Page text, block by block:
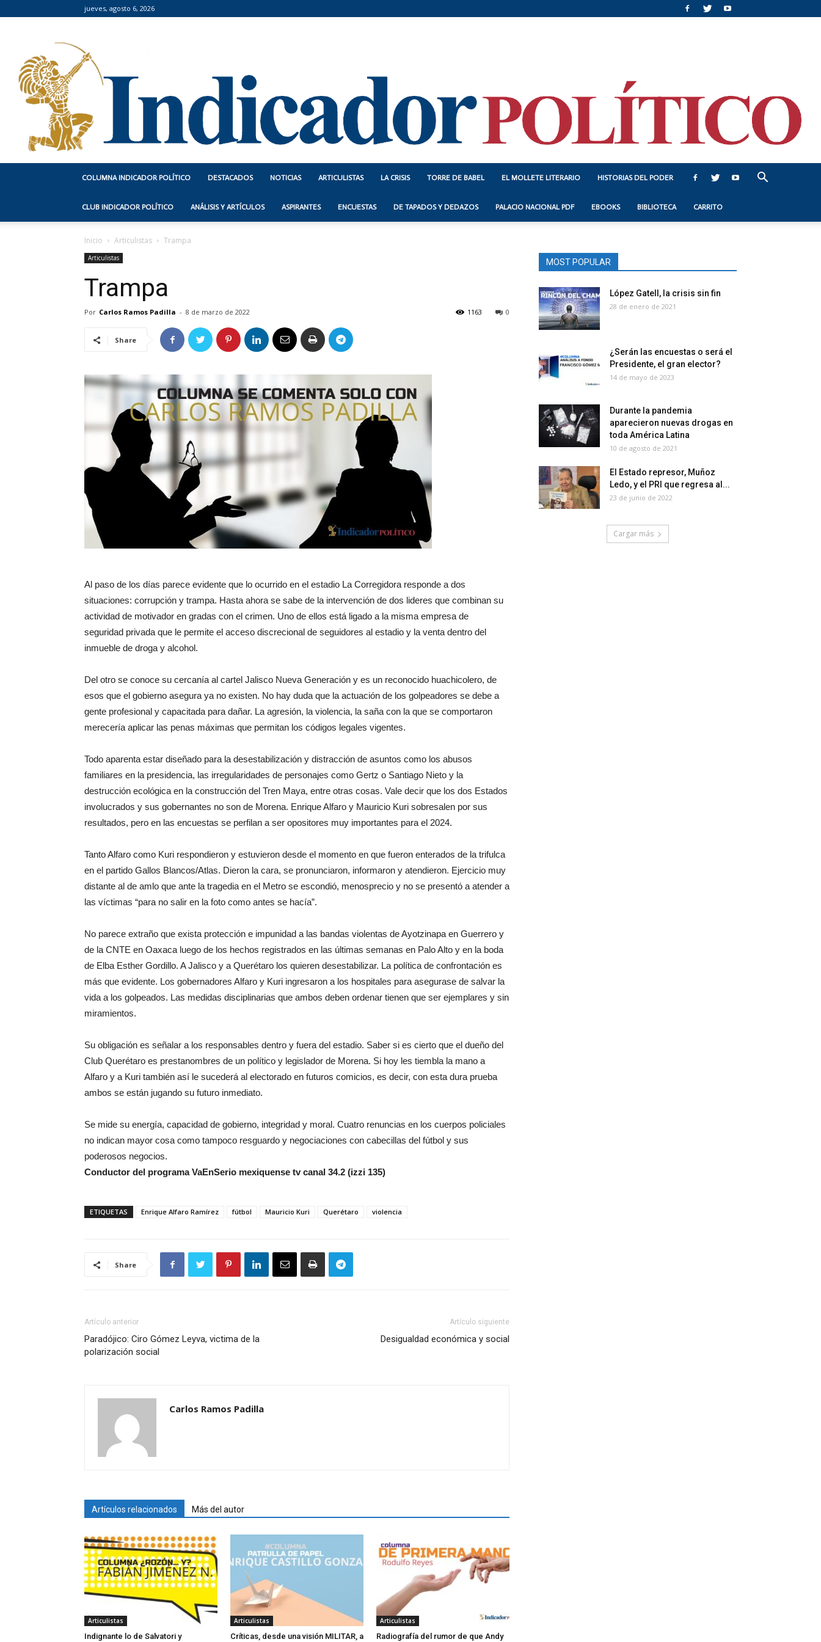
jueves, agosto 6, 2026
Indicador
COLUMNA INDICADOR POLÍTICO DESTACADOS NOTICIAS ARTICULISTAS LA CRISIS TORRE DE BABEL EL MOLLETE LITERARIO HISTORIAS DEL PODER
CLUB INDICADOR POLÍTICO ANÁLISIS Y ARTÍCULOS ASPIRANTES ENCUESTAS DE TAPADOS Y DEDAZOS PALACIO NACIONAL PDF EBOOKS BIBLIOTECA CARRITO
Inicio Articulistas Trampa
Articulistas
Trampa
Por Carlos Ramos Padilla - 8 de marzo de 2022 0
1163
Share
Al paso de los días parece evidente que lo ocurrido en el estadio La Corregidora responde a dos
situaciones: corrupción y trampa. Hasta ahora se sabe de la intervención de dos lideres que combinan su
actividad de motivador en gradas con el crimen. Uno de ellos está ligado a la misma empresa de
seguridad privada que le permite el acceso discrecional de seguidores al estadio y la venta dentro del
inmueble de droga y alcohol.
Del otro se conoce su cercanía al cartel Jalisco Nueva Generación y es un reconocido huachicolero, de
esos que el gobierno asegura ya no existen. No hay duda que la actuación de los golpeadores se debe a
gente profesional y capacitada para dañar. La agresión, la violencia, la saña con la que se comportaron
merecería aplicar las penas máximas que permitan los códigos legales vigentes.
Todo aparenta estar diseñado para la desestabilización y distracción de asuntos como los abusos
familiares en la presidencia, las irregularidades de personajes como Gertz o Santiago Nieto y la
destrucción ecológica en la construcción del Tren Maya, entre otras cosas. Vale decir que los dos Estados
involucrados y sus gobernantes no son de Morena. Enrique Alfaro y Mauricio Kuri sobresalen por sus
resultados, pero en las encuestas se perfilan a ser opositores muy importantes para el 2024.
Tanto Alfaro como Kuri respondieron y estuvieron desde el momento en que fueron enterados de la trifulca
en el partido Gallos Blancos/Atlas. Dieron la cara, se pronunciaron, informaron y atendieron. Ejercicio muy
distante al de amlo que ante la tragedia en el Metro se escondió, menosprecio y no se presentó a atender a
las víctimas “para no salir en la foto como antes se hacía”.
No parece extraño que exista protección e impunidad a las bandas violentas de Ayotzinapa en Guerrero y
de la CNTE en Oaxaca luego de los hechos registrados en las últimas semanas en Palo Alto y en la boda
de Elba Esther Gordillo. A Jalisco y a Querétaro los quieren desestabilizar. La política de confrontación es
más que evidente. Los gobernadores Alfaro y Kuri ingresaron a los hospitales para asegurase de salvar la
vida a los golpeados. Las medidas disciplinarias que ambos deben ordenar tienen que ser ejemplares y sin
miramientos.
Su obligación es señalar a los responsables dentro y fuera del estadio. Saber si es cierto que el dueño del
Club Querétaro es prestanombres de un político y legislador de Morena. Si hoy les tiembla la mano a
Alfaro y a Kuri también así le sucederá al electorado en futuros comicios, es decir, con esta dura prueba
ambos se están jugando su futuro inmediato.
Se mide su energía, capacidad de gobierno, integridad y moral. Cuatro renuncias en los cuerpos policiales
no indican mayor cosa como tampoco resguardo y negociaciones con cabecillas del fútbol y sus
poderosos negocios.
Conductor del programa VaEnSerio mexiquense tv canal 34.2 (izzi 135)
ETIQUETAS Enrique Alfaro Ramírez fútbol Mauricio Kuri Querétaro violencia
Share
Artículo anterior
Paradójico: Ciro Gómez Leyva, victima de la
polarización social
Artículo siguiente
Desigualdad económica y social
Carlos Ramos Padilla
Artículos relacionados Más del autor
Articulistas
Indignante lo de Salvatori y
Articulistas
Críticas, desde una visión MILITAR, a
Articulistas
Radiografía del rumor de que Andy
MOST POPULAR
López Gatell, la crisis sin fin
28 de enero de 2021
¿Serán las encuestas o será el
Presidente, el gran elector?
14 de mayo de 2023
Durante la pandemia
aparecieron nuevas drogas en
toda América Latina
10 de agosto de 2021
El Estado represor, Muñoz
Ledo, y el PRI que regresa al...
23 de junio de 2022
Cargar más